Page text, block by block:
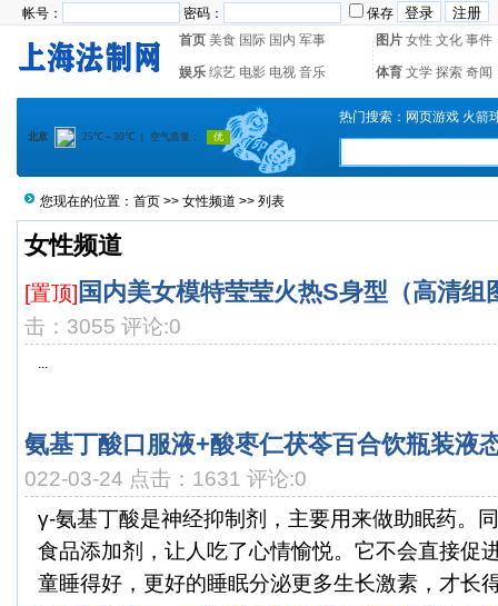
帐号： 密码：
保存
首页 美食 国际 国内 军事 图片 女性 文化 事件
娱乐 综艺 电影 电视 音乐 体育 文学 探索 奇闻
热门搜索： 网页游戏 火箭
您现在的位置： 首页 >> 女性频道 >> 列表
女性频道
[置顶] 国内美女模特莹莹火热S身型（高清组
击：3055 评论:0
...
氨基丁酸口服液+酸枣仁茯苓百合饮瓶装液
022-03-24 点击：1631 评论:0
γ-氨基丁酸是神经抑制剂，主要用来做助眠药。
食品添加剂，让人吃了心情愉悦。它不会直接促
童睡得好，更好的睡眠分泌更多生长激素，才长